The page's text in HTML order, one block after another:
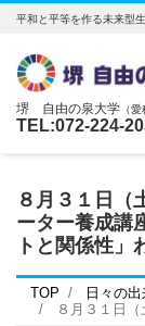
平和と平等を作る未来型
堺 自由の泉大学 （
TEL:072-224-
８月３１日（
ーター養成講
トと関係性」
TOP
日々の
８月３１日（土）午前「エンパ